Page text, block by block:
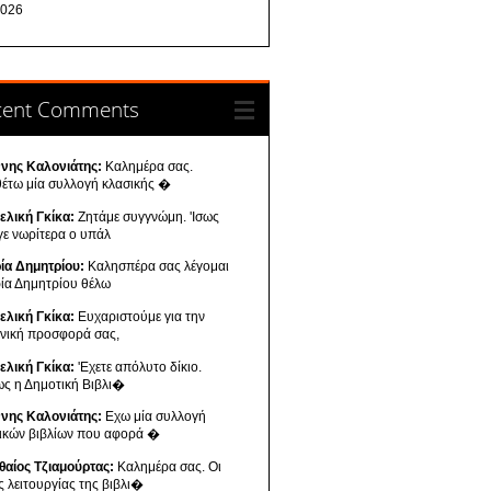
Comments
Καλονιάτης: Καλημέρα σας.
μία συλλογή κλασικής �
Γκίκα: Ζητάμε συγγνώμη. 'Ισως
νωρίτερα ο υπάλ
Δημητρίου: Καλησπέρα σας λέγομαι
Δημητρίου θέλω
Γκίκα: Ευχαριστούμε για την
προσφορά σας,
Γκίκα: 'Εχετε απόλυτο δίκιο.
η Δημοτική Βιβλι�
Καλονιάτης: Εχω μία συλλογή
βιβλίων που αφορά �
Τζιαμούρτας: Καλημέρα σας. Οι
λειτουργίας της βιβλι�